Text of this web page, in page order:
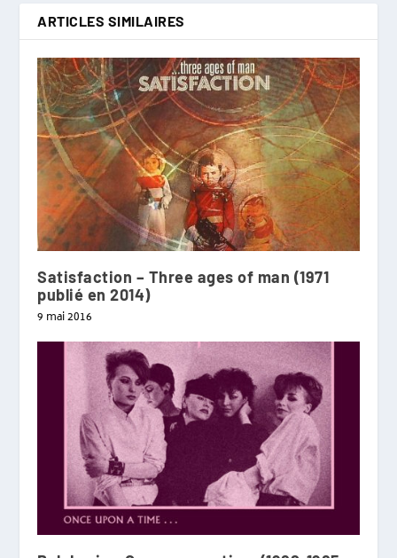
ARTICLES SIMILAIRES
Satisfaction – Three ages of man (1971
publié en 2014)
9 mai 2016